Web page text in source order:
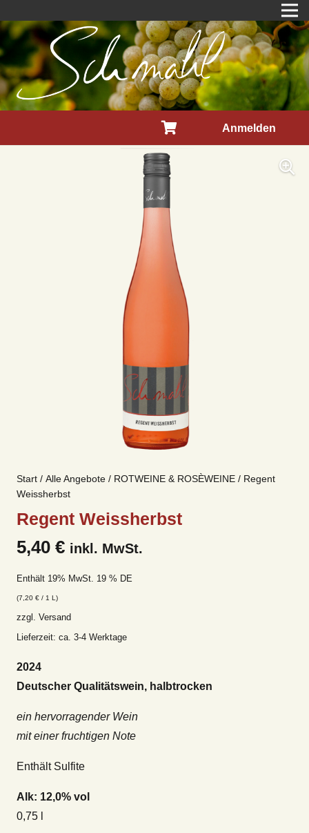
Anmelden
Start / Alle Angebote / ROTWEINE & ROSÈWEINE / Regent
Weissherbst
Regent Weissherbst
5,40 € inkl. MwSt.
Enthält 19% MwSt. 19 % DE
(7,20 € / 1 L)
zzgl. Versand
Lieferzeit: ca. 3-4 Werktage
2024
Deutscher Qualitätswein, halbtrocken
ein hervorragender Wein
mit einer fruchtigen Note
Enthält Sulfite
Alk: 12,0% vol
0,75 l